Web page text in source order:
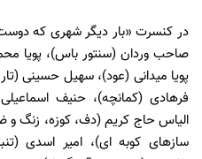
در کنسرت «بار دیگر شهری که
صاحب وردان (سنتور باس)، پویا
پویا میدانی (عود)، سهیل حسینی
فرهادی (کمانچه)، حنیف
الیاس حاج کریم (دف، کوزه، زنگ و
سازهای کوبه ای)، امیر اسدی